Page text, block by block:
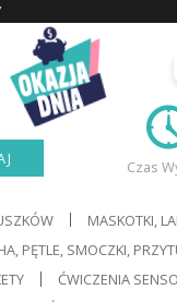
Czas
MASKOTKI,
PĘTLE, SMOCZKI,
ĆWICZENIA